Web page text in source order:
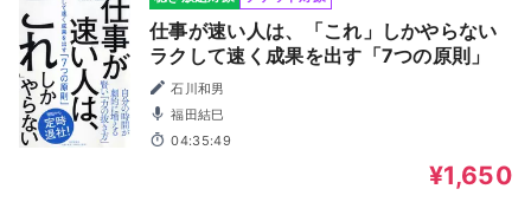
仕事が速い人は、「これ」しかやらない
ラクして速く成果を出す「7つの原則」
石川和男
福田結巳
04:35:49
¥1,650